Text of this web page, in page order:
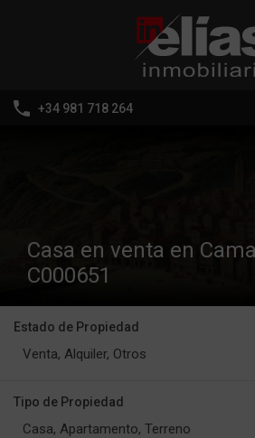
+34 981 718 264
Casa en venta en
C000651
Estado de Propiedad
Venta, Alquiler, Otros
Tipo de Propiedad
Casa, Apartamento, Terreno